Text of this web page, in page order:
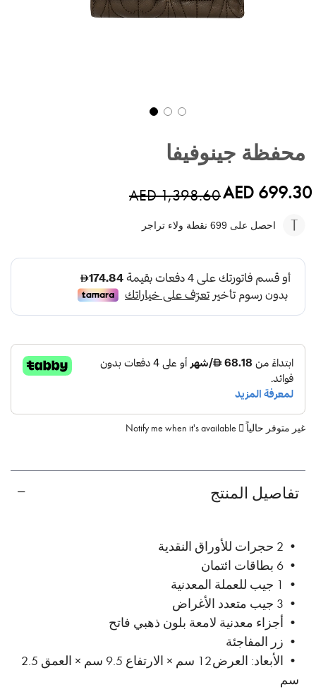
بداية
محفظة جينوفيفا
AED 699.30
AED 1,398.60
احصل على 699 نقطة ولاء تراجر
غير متوفر حالياً Notify me when it's available
تفاصيل المنتج
• 2 حجرات للأوراق النقدية
• 6 بطاقات ائتمان
• 1 جيب للعملة المعدنية
• 3 جيب متعدد الأغراض
• أجزاء معدنية لامعة بلون ذهبي فاتح
• زر المفاجئة
• الأبعاد: العرض 12 سم × الارتفاع 9.5 سم × العمق 2.5
سم